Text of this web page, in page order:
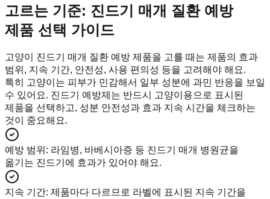
고르는 기준: 진드기 매개 질환 예방
제품 선택 가이드
고양이 진드기 매개 질환 예방 제품을 고를 때는 제품의 효과
범위, 지속 기간, 안전성, 사용 편의성 등을 고려해야 해요.
특히 고양이는 피부가 민감해서 일부 성분에 과민 반응을 보일
수 있어요. 진드기 예방제는 반드시 고양이용으로 표시된
제품을 선택하고, 성분 안전성과 효과 지속 시간을 체크하는
것이 중요해요.
예방 범위 : 라임병, 바베시아증 등 진드기 매개 병원균을
옮기는 진드기에 효과가 있어야 해요.
지속 기간: 제품마다 다르므로 라벨에 표시된 지속 기간을